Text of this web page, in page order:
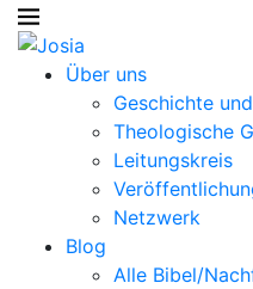
Über uns
Geschichte
Theologische
Leitungskreis
Netzwerk
Blog
Alle Bibel/